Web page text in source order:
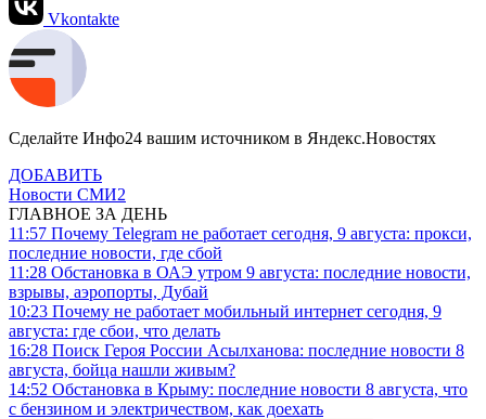
Vkontakte
Сделайте Инфо24 вашим источником в Яндекс.Новостях
ДОБАВИТЬ
Новости СМИ2
ГЛАВНОЕ ЗА ДЕНЬ
11:57 Почему Telegram не работает сегодня, 9 августа: прокси,
последние новости, где сбой
11:28 Обстановка в ОАЭ утром 9 августа: последние новости,
взрывы, аэропорты, Дубай
10:23 Почему не работает мобильный интернет сегодня, 9
августа: где сбои, что делать
16:28 Поиск Героя России Асылханова: последние новости 8
августа, бойца нашли живым?
14:52 Обстановка в Крыму: последние новости 8 августа, что
с бензином и электричеством, как доехать